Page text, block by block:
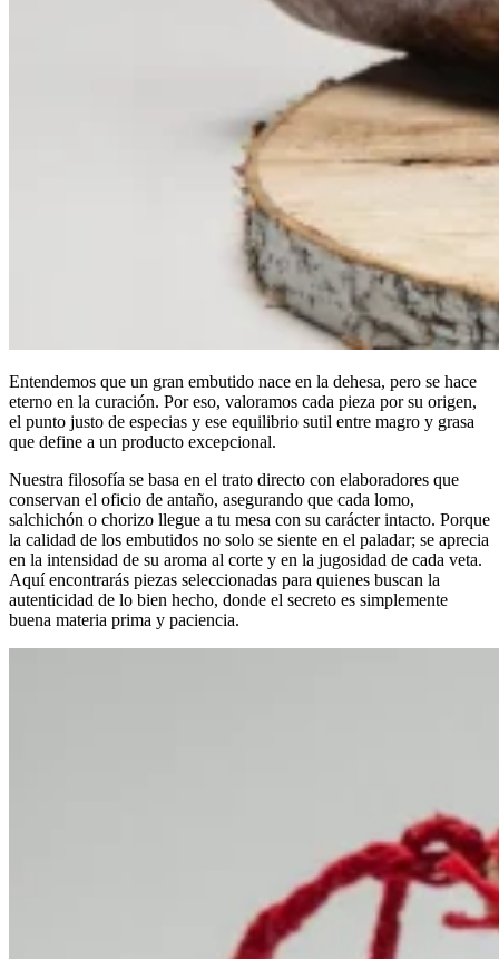
Entendemos que un gran embutido nace en la dehesa, pero se hace
eterno en la curación. Por eso, valoramos cada pieza por su origen,
el punto justo de especias y ese equilibrio sutil entre magro y grasa
que define a un producto excepcional.
Nuestra filosofía se basa en el trato directo con elaboradores que
conservan el oficio de antaño, asegurando que cada lomo,
salchichón o chorizo llegue a tu mesa con su carácter intacto. Porque
la calidad de los embutidos no solo se siente en el paladar; se aprecia
en la intensidad de su aroma al corte y en la jugosidad de cada veta.
Aquí encontrarás piezas seleccionadas para quienes buscan la
autenticidad de lo bien hecho, donde el secreto es simplemente
buena materia prima y paciencia.